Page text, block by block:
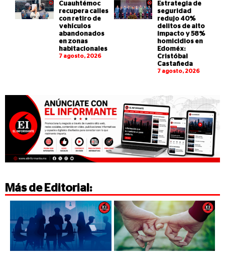
Cuauhtémoc
recupera calles
con retiro de
vehículos
abandonados
en zonas
habitacionales
7 agosto, 2026
Estrategia de
seguridad
redujo 40%
delitos de alto
impacto y 58%
homicidios en
Edoméx:
Cristóbal
Castañeda
7 agosto, 2026
Más de Editorial :